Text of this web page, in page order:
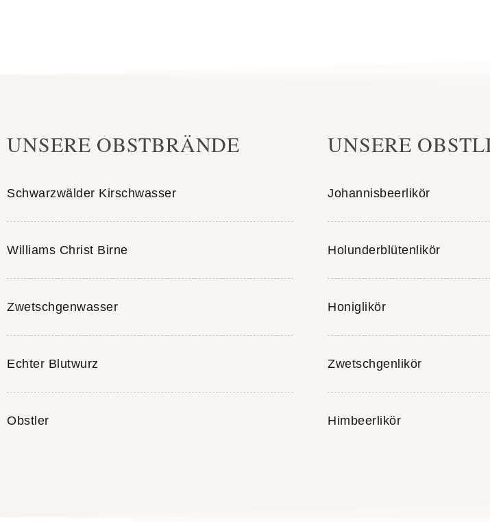
UNSERE OBSTBRÄNDE
Schwarzwälder Kirschwasser
Williams Christ Birne
Zwetschgenwasser
Echter Blutwurz
Obstler
UNSERE
Johannisbeerlikör
Holunderblütenlikör
Honiglikör
Zwetschgenlikör
Himbeerlikör